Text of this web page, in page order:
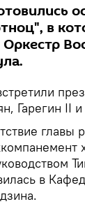
в
Гарегин II
главы
в